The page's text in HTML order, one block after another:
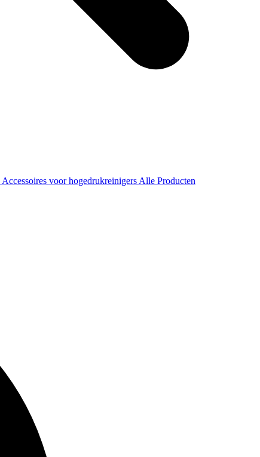
Accessoires voor hogedrukreinigers Alle Producten